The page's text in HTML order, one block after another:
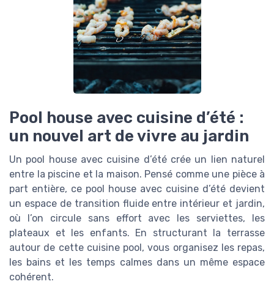
Pool house avec cuisine d’été :
un nouvel art de vivre au jardin
Un pool house avec cuisine d’été crée un lien naturel
entre la piscine et la maison. Pensé comme une pièce à
part entière, ce pool house avec cuisine d’été devient
un espace de transition fluide entre intérieur et jardin,
où l’on circule sans effort avec les serviettes, les
plateaux et les enfants. En structurant la terrasse
autour de cette cuisine pool, vous organisez les repas,
les bains et les temps calmes dans un même espace
cohérent.